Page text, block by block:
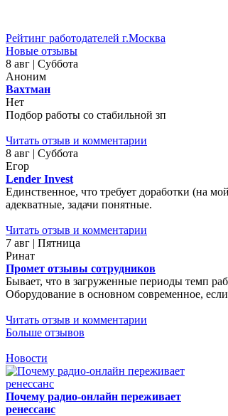
Рейтинг работодателей г.Москва
Новые отзывы
8 авг | Суббота
Аноним
Вахтман
Нет
Подбор работы со стабильной зп
Читать отзыв и комментарии
8 авг | Суббота
Егор
Lender Invest
Единственное, что требует доработки (на
адекватные, задачи понятные.
Читать отзыв и комментарии
7 авг | Пятница
Ринат
Промет отзывы сотрудников
Бывает, что в загруженные периоды темп
Оборудование в основном современное,
Читать отзыв и комментарии
Больше отзывов
Новости
Почему радио-онлайн переживает
ренессанс